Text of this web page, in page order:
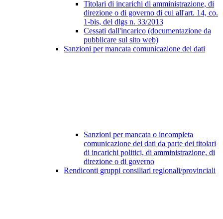
Titolari di incarichi di amministrazione, di
direzione o di governo di cui all'art. 14, co.
1-bis, del dlgs n. 33/2013
Cessati dall'incarico (documentazione da
pubblicare sul sito web)
Sanzioni per mancata comunicazione dei dati
Sanzioni per mancata o incompleta
comunicazione dei dati da parte dei titolari
di incarichi politici, di amministrazione, di
direzione o di governo
Rendiconti gruppi consiliari regionali/provinciali